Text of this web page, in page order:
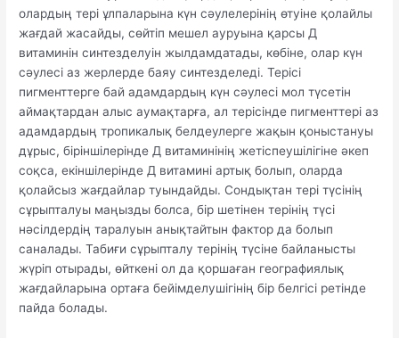
олардың тері ұлпаларына күн сәулелерінің өтуіне қолайлы
жағдай жасайды, сөйтіп мешел ауруына қарсы Д
витаминін синтезделуін жылдамдатады, көбіне, олар күн
сәулесі аз жерлерде баяу синтезделеді. Терісі
пигменттерге бай адамдардың күн сәулесі мол түсетін
аймақтардан алыс аумақтарға, ал терісінде пигменттері аз
адамдардың тропикалық белдеулерге жақын қоныстануы
дұрыс, біріншілерінде Д витаминінің жетіспеушілігіне әкеп
соқса, екіншілерінде Д витамині артық болып, оларда
қолайсыз жағдайлар туындайды. Сондықтан тері түсінің
сұрыпталуы маңызды болса, бір шетінен терінің түсі
нәсілдердің таралуын анықтайтын фактор да болып
саналады. Табиғи сұрыпталу терінің түсіне байланысты
жүріп отырады, өйткені ол да қоршаған географиялық
жағдайларына ортаға бейімделушігінің бір белгісі ретінде
пайда болады.